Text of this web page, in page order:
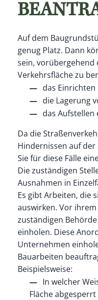
Auf dem
genug Platz. Dann
sein, vorübergehend
Verkehrsfläche zu
das
die Lagerung
das Aufstellen
Da die
Hindernissen auf
Sie für diese Fälle
Die zuständigen
Ausnahmen in
Es gibt Arbeiten, die
auswirken. Vor
zuständigen
einholen. Diese
Unternehmen
Bauarbeiten
Beispielsweise:
In welcher
Fläche